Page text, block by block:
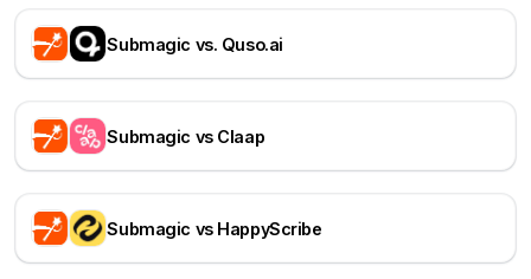
Submagic vs. Quso.ai
Submagic vs Claap
Submagic vs HappyScribe